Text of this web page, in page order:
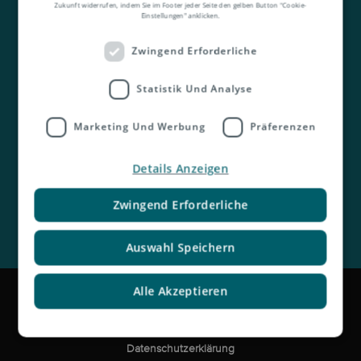
Kontakt
Impressum
Datenschutzerklärung
Zukunft widerrufen, indem Sie im Footer jeder Seite den gelben Button "Cookie-
Einstellungen" anklicken.
Zwingend Erforderliche
Statistik Und Analyse
Marketing Und Werbung Präferenzen
Auswahl Speichern
Alle Akzeptieren
Zwingend Erforderliche
Details Anzeigen